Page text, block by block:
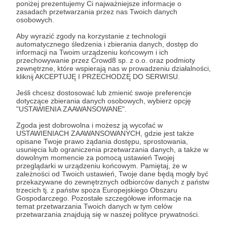
poniżej prezentujemy Ci najważniejsze informacje o
zasadach przetwarzania przez nas Twoich danych
osobowych.
Aby wyrazić zgody na korzystanie z technologii
automatycznego śledzenia i zbierania danych, dostęp do
informacji na Twoim urządzeniu końcowym i ich
przechowywanie przez Crowd8 sp. z o.o. oraz podmioty
zewnętrzne, które wspierają nas w prowadzeniu działalności,
kliknij AKCEPTUJĘ I PRZECHODZĘ DO SERWISU.
Jeśli chcesz dostosować lub zmienić swoje preferencje
dotyczące zbierania danych osobowych, wybierz opcję
"USTAWIENIA ZAAWANSOWANE".
Zgoda jest dobrowolna i możesz ją wycofać w
USTAWIENIACH ZAAWANSOWANYCH, gdzie jest także
opisane Twoje prawo żądania dostępu, sprostowania,
usunięcia lub ograniczenia przetwarzania danych, a także w
dowolnym momencie za pomocą ustawień Twojej
przeglądarki w urządzeniu końcowym. Pamiętaj, że w
zależności od Twoich ustawień, Twoje dane będą mogły być
przekazywane do zewnętrznych odbiorców danych z państw
trzecich tj. z państw spoza Europejskiego Obszaru
Gospodarczego. Pozostałe szczegółowe informacje na
temat przetwarzania Twoich danych w tym celów
przetwarzania znajdują się w naszej polityce prywatności.
o wartości, gdzie spotkanie ma być pretekstem
do zatrzymania i zadania sobie pytania o sens
budowaniu relacji z ludźmi i Bogiem.
Realizujemynasz cel poprzez spotkania, które się
u nas odbywają, poprzez książki i wystrój, który
można u nas zobaczyć, a także poprzez rozmowy,
które są u nas prowadzone nieustannie.
Co i jak robimy?
gdzie spotkania, które organizujemy pobudzają do
zagłębienia się w siebie. Nasze spotkania o
nazwie " Podróżnicze Wtorki"są spotkaniami
głównie z misjonarzami, którzy opowiadają o
dziełach, które tworzą pośród osób biednych oraz
nieznających Boga,"Randki
Małżeńskie"pomagają parom spajać związek i
jeszcze głębiej przeżywać
relacje,"Chrześcijańscy Single"to wiele
Cele
Realizacja Spotkań w AGERE
CONTRA
10 000 zł
miesięcznie
7 135 zł
brakuje
28%
Dzięki Waszemu wsparciu
finansowemu będziemy mogli:
1. Realizować bezpłatne wydarzenia
w Agere Contra - szkoleń,
warsztatów oraz spotkań.
2. Opłacić licencję w postaci storart i
zaiks na dane wydarzenia, opłaty
Realizacja
miesięcznie
Ten poziom
dwa elementy:
1. Chcemy by
być transmitowane
poziom pozwoli
zakup(wynajem)
sprzętu oraz
do realizacji
2. Ten próg